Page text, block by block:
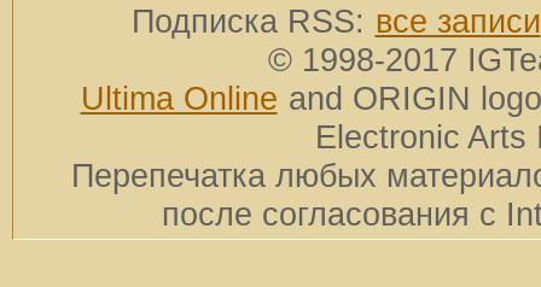
Подписка RSS: все записи
© 1998-2017
Ultima Online and ORIGIN
Electronic Arts
Перепечатка любых
после согласования с